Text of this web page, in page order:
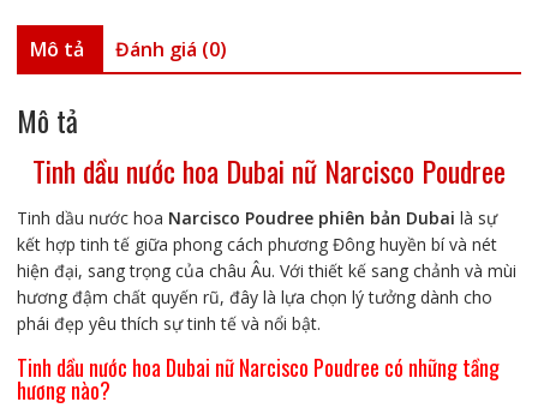
số
lượng
Mô tả Đánh giá (0)
Mô tả
Tinh dầu nước hoa Dubai nữ Narcisco Poudree
Tinh dầu nước hoa Narcisco Poudree phiên bản Dubai là sự
kết hợp tinh tế giữa phong cách phương Đông huyền bí và nét
hiện đại, sang trọng của châu Âu. Với thiết kế sang chảnh và mùi
hương đậm chất quyến rũ, đây là lựa chọn lý tưởng dành cho
phái đẹp yêu thích sự tinh tế và nổi bật.
Tinh dầu nước hoa Dubai nữ Narcisco Poudree có những tầng
hương nào?